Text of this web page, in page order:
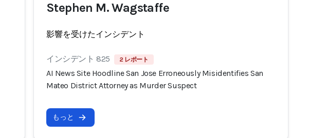
Stephen M. Wagstaffe
影響を受けたインシデント
インシデント 825 2 レポート
AI News Site Hoodline San Jose Erroneously Misidentifies San
Mateo District Attorney as Murder Suspect
もっと